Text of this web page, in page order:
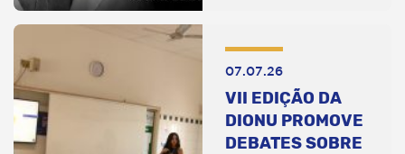
07.07.26
VII EDIÇÃO DA
DIONU PROMOVE
DEBATES SOBRE